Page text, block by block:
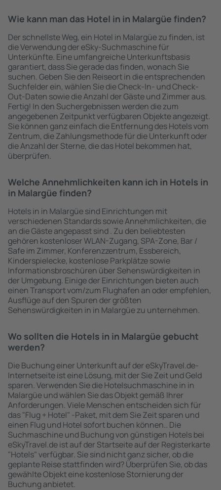
Wie kann man das Hotel in in Malargüe finden?
Der schnellste Weg, ein Hotel in Malargüe zu finden, ist
die Verwendung der eSky-Suchmaschine für
Unterkünfte. Eine umfangreiche Unterkunftsbasis
garantiert, dass Sie gerade das finden, wonach Sie
suchen. Geben Sie den Reiseort in die entsprechenden
Suchfelder ein, wählen Sie die Check-In- und Check-
Out-Daten sowie die Anzahl der Gäste und Zimmer aus.
Fertig! In den Suchergebnissen werden die zum
angegebenen Zeitpunkt verfügbaren Objekte angezeigt.
Sie können ganz einfach die Entfernung des Hotels vom
Zentrum, die Zahlungsmethode für die Unterkunft oder
die Anzahl der Sterne, die das Hotel bekommen hat,
überprüfen.
Welche Annehmlichkeiten kann ich in Hotels in
in Malargüe finden?
Hotels in in Malargüe sind Einrichtungen mit
verschiedenen Standards sowie Annehmlichkeiten, die
an die Gäste angepasst sind . Zu den beliebtesten
gehören kostenloser WLAN-Zugang, SPA-Zone, Bar /
Safe im Zimmer, Konferenzzentrum, Essbereich,
Kinderspielecke, kostenlose Parkplätze sowie
Informationsbroschüren über Sehenswürdigkeiten in
der Umgebung. Einige der Einrichtungen bieten auch
einen Transport vom/zum Flughafen an oder empfehlen,
Ausflüge auf den Spuren der größten
Sehenswürdigkeiten in in Malargüe zu unternehmen.
Wo sollten die Hotels in in Malargüe gebucht
werden?
Die Buchung einer Unterkunft auf der eSkyTravel.de-
Internetseite ist eine Lösung, mit der Sie Zeit und Geld
sparen. Verwenden Sie die Hotelsuchmaschine in in
Malargüe und wählen Sie das Objekt gemäß Ihrer
Anforderungen. Viele Menschen entscheiden sich für
das "Flug + Hotel" -Paket, mit dem Sie Zeit sparen und
einen Flug und Hotel sofort buchen können.. Die
Suchmaschine und Buchung von günstigen Hotels bei
eSkyTravel.de ist auf der Startseite auf der Registerkarte
"Hotels" verfügbar. Sie sind nicht ganz sicher, ob die
geplante Reise stattfinden wird? Überprüfen Sie, ob das
gewählte Objekt eine kostenlose Stornierung der
Buchung anbietet.